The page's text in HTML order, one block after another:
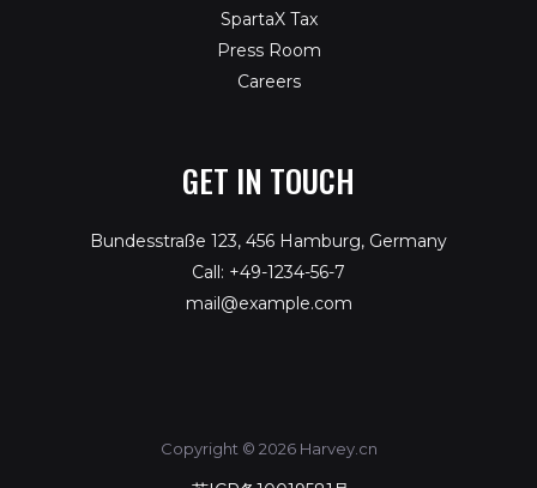
SpartaX Tax
Press Room
Careers
GET IN TOUCH
Bundesstraße 123, 456 Hamburg, Germany
Call: +49-1234-56-7
mail@example.com
Copyright © 2026 Harvey.cn